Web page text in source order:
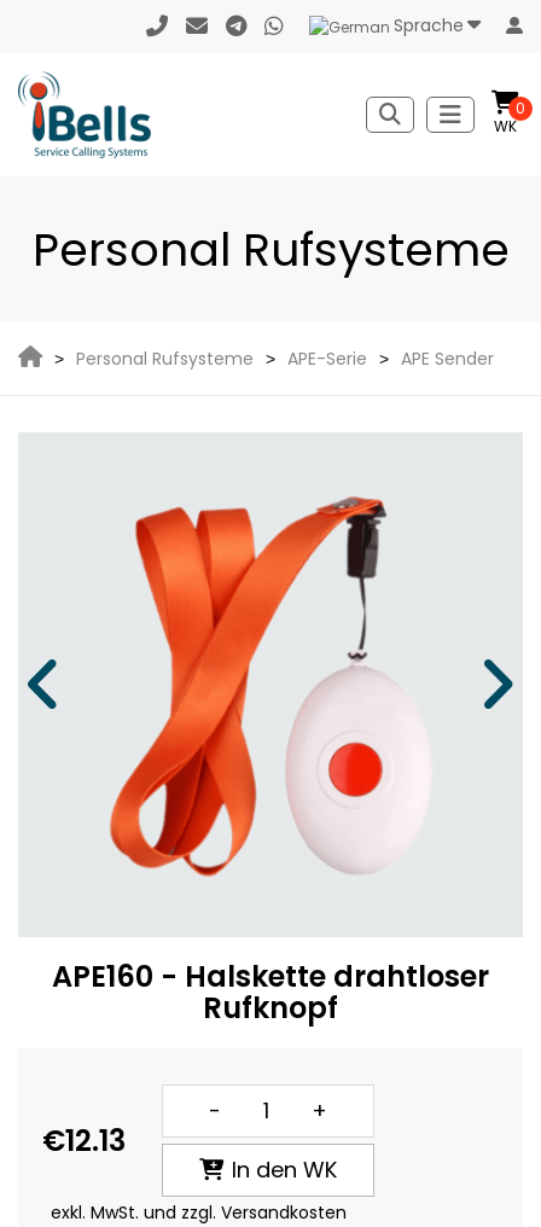
Sprache
WK
0
Personal Rufsysteme
Personal Rufsysteme APE-Serie APE Sender
APE160 - Halskette drahtloser
Rufknopf
€12.13
-
+
In den WK
exkl. MwSt. und zzgl. Versandkosten